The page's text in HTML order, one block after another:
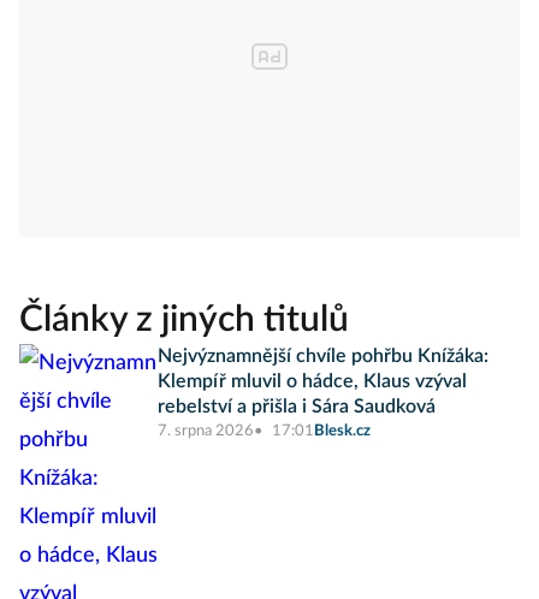
Články z jiných titulů
Nejvýznamnější chvíle pohřbu Knížáka:
Klempíř mluvil o hádce, Klaus vzýval
rebelství a přišla i Sára Saudková
7. srpna 2026 17:01 Blesk.cz